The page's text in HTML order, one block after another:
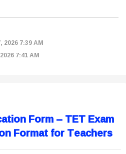
2026 7:39 AM
7:41 AM
Form – TET Exam
Format for Teachers